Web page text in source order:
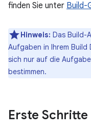
finden Sie unter Build-
Hinweis: Das Build-
Aufgaben in Ihrem
sich nur auf die
bestimmen.
Erste Schritte